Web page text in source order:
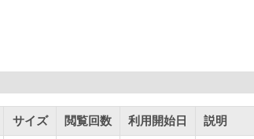
サイズ 閲覧回数 利用開始日 説明